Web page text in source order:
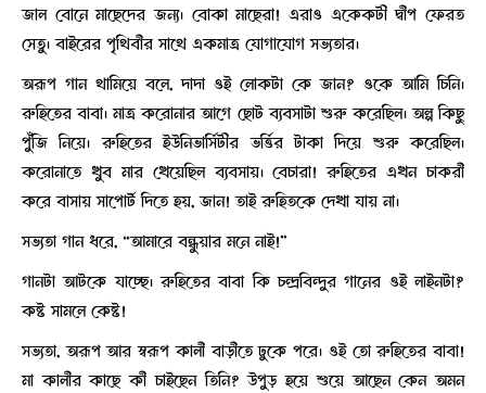
জাল বোনে মাছেদের জন্য। বোকা মাছেরা! এরাও একেকটী দ্বীপ ফেরত
সেতু। বাইরের পৃথিবীর সাথে একমাত্র যোগাযোগ সভ্যতার।
অরূপ গান থামিয়ে বলে, দাদা ওই লোকটা কে জান? ওকে আমি চিনি।
রুহিতের বাবা। মাত্র করোনার আগে ছোট ব্যবসাটা শুরু করেছিল। অল্প কিছু
পুঁজি নিয়ে। রুহিতের ইউনিভার্সিটীর ভর্ত্তির টাকা দিয়ে শুরু করেছিল।
করোনাতে খুব মার খেয়েছিল ব্যবসায়। বেচারা! রুহিতের এখন চাকরী
করে বাসায় সাপোর্ট দিতে হয়, জান! তাই রুহিতকে দেখা যায় না।
সভ্যতা গান ধরে, “আমারে বন্ধুয়ার মনে নাই!”
গানটা আটকে যাচ্ছে। রুহিতের বাবা কি চন্দ্রবিন্দুর গানের ওই লাইনটা?
কষ্ট সামলে কেষ্ট!
সভ্যতা, অরূপ আর স্বরূপ কালী বাড়ীতে ঢুকে পরে। ওই তো রুহিতের বাবা!
মা কালীর কাছে কী চাইছেন তিনি? উপুড় হয়ে শুয়ে আছেন কেন অমন